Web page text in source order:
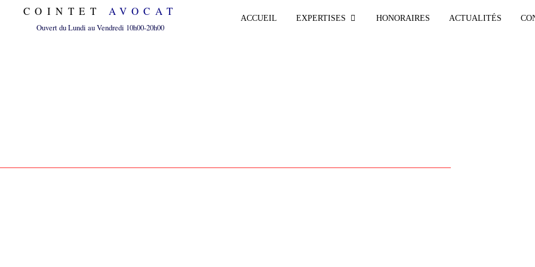
COINTET AVOCAT
Ouvert du Lundi au Vendredi 10h00-20h00
ACCUEIL EXPERTISES HONORAIRES ACTUALITÉS